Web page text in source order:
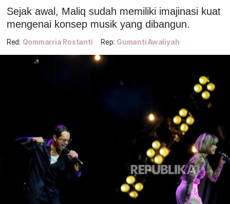
Sejak awal, Maliq sudah memiliki imajinasi kuat
mengenai konsep musik yang dibangun.
Red: Qommarria Rostanti Rep: Gumanti Awaliyah